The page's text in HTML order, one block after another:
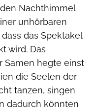
Nachthimmel
unhörbaren
das Spektakel
wird. Das
Samen hegte einst
die Seelen der
tanzen, singen
dadurch könnten